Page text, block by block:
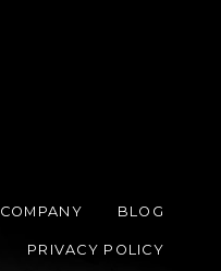
COMPANY BLOG
PRIVACY POLICY